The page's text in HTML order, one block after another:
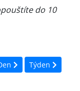
do 10
Týden